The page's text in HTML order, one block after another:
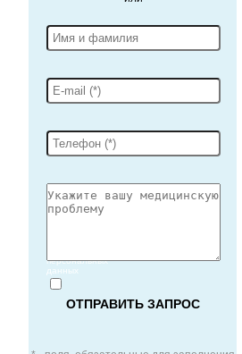
персональных
данных